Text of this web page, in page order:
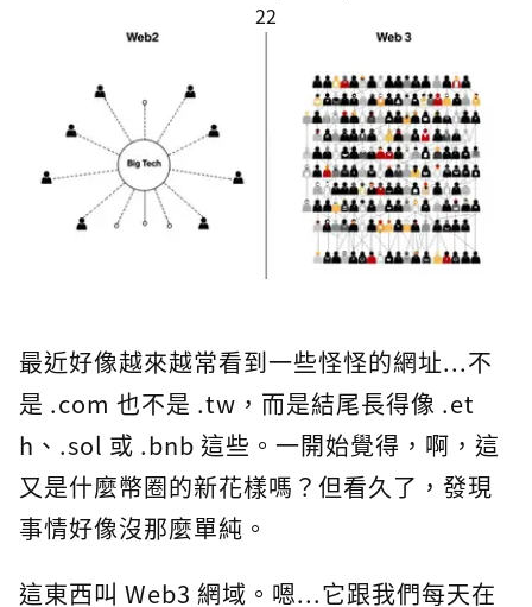
22
最近好像越來越常看到一些怪怪的網址...不
是 .com 也不是 .tw，而是結尾長得像 .et
h、.sol 或 .bnb 這些。一開始覺得，啊，這
又是什麼幣圈的新花樣嗎？但看久了，發現
事情好像沒那麼單純。
這東西叫 Web3 網域。嗯...它跟我們每天在